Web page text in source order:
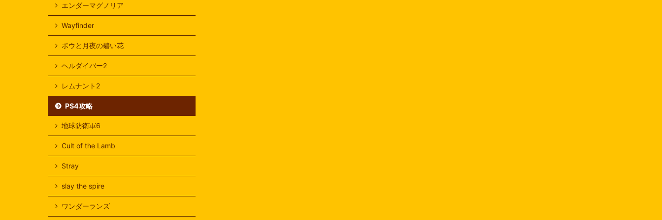
エンダーマグノリア
Wayfinder
ボウと月夜の碧い花
ヘルダイバー2
レムナント2
PS4攻略
地球防衛軍6
Cult of the Lamb
Stray
slay the spire
ワンダーランズ